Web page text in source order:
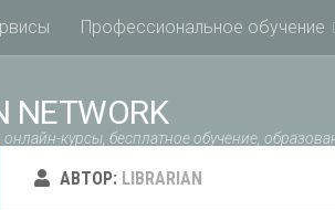
Профессиональное обучение
NETWORK
курсы, бесплатное обучение,
АВТОР: LIBRARIAN